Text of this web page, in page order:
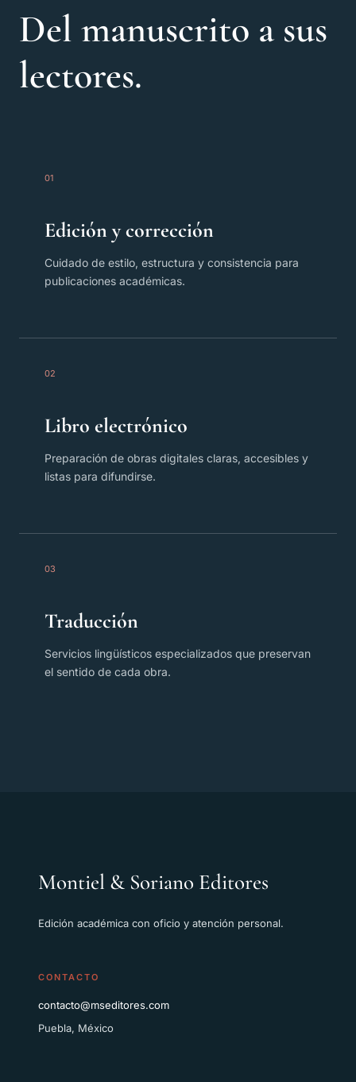
Del manuscrito a sus
lectores.
01
Edición y corrección
Cuidado de estilo, estructura y consistencia para
publicaciones académicas.
02
Libro electrónico
Preparación de obras digitales claras, accesibles y
listas para difundirse.
03
Traducción
Servicios lingüísticos especializados que preservan
el sentido de cada obra.
Montiel & Soriano Editores
Edición académica con oficio y atención personal.
CONTACTO
contacto@mseditores.com
Puebla, México